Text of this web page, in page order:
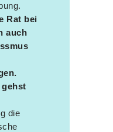
Rat bei
auch
gehst
die